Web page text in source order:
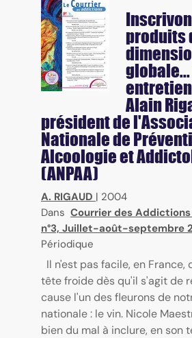
produits
globale...
Alain
président de
Nationale de
Alcoologie et
(ANPAA)
A. RIGAUD | 2004
Dans Courrier des Addictions
n°3, Juillet-août-septembre
Périodique
Il n'est pas facile, en France,
tête froide dès qu'il s'agit de
cause l'un des fleurons de
nationale : le vin. Nicole
bien du mal à inclure, en son